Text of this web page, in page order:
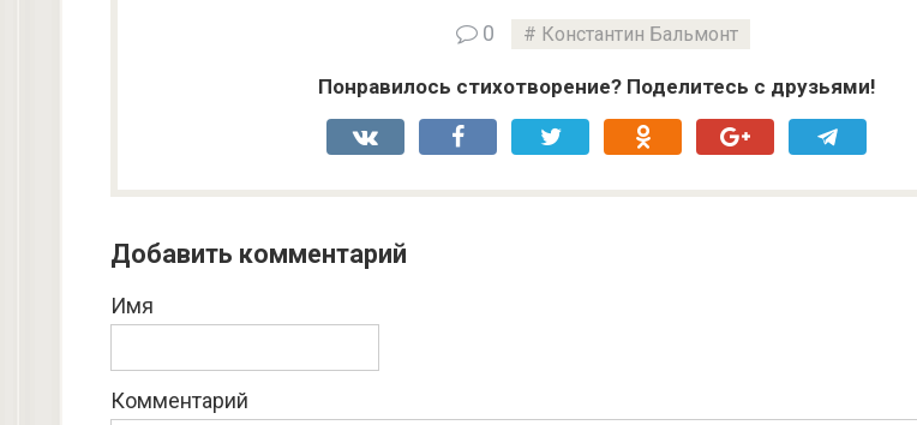
0 Константин Бальмонт
Понравилось стихотворение? Поделитесь с друзьями!
Добавить комментарий
Имя
Комментарий